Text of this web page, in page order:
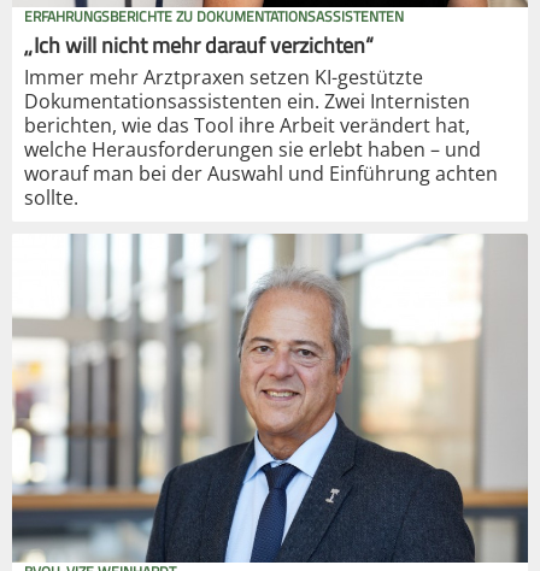
ERFAHRUNGSBERICHTE ZU DOKUMENTATIONSASSISTENTEN
„Ich will nicht mehr darauf verzichten“
Immer mehr Arztpraxen setzen KI-gestützte
Dokumentationsassistenten ein. Zwei Internisten
berichten, wie das Tool ihre Arbeit verändert hat,
welche Herausforderungen sie erlebt haben – und
worauf man bei der Auswahl und Einführung achten
sollte.